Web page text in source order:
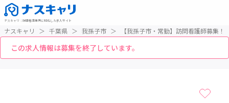
ナスキャリ ： 訪問看護業界に特化した求人サイト
ナスキャリ ＞ 千葉県 ＞ 我孫子市 ＞ 【我孫子市・常勤】訪問看護師募集
この求人情報は募集を終了しています。
1 / 1